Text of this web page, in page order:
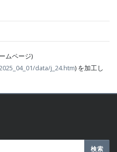
ムページ)
data/j_24.htm) を加工し